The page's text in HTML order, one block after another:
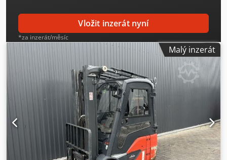
Vložit inzerát nyní
*za inzerát/měsíc
Malý inzerát